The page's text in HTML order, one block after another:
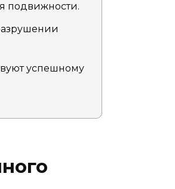
подвижности.
успешному